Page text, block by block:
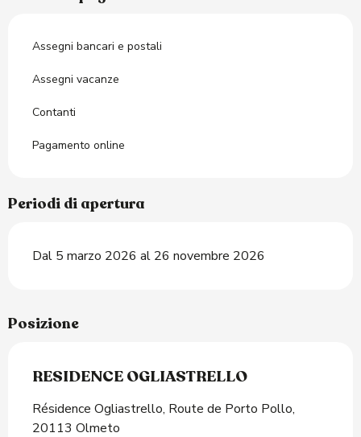
Assegni bancari e postali
Assegni vacanze
Contanti
Pagamento online
Periodi di apertura
Dal 5 marzo 2026 al 26 novembre 2026
Posizione
RESIDENCE OGLIASTRELLO
Résidence Ogliastrello, Route de Porto Pollo,
20113 Olmeto